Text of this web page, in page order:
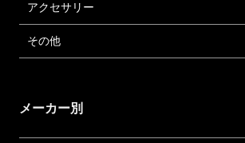
アクセサリー
その他
メーカー別